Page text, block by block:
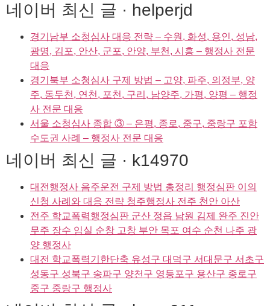
네이버 최신 글 · helperjd
경기남부 소청심사 대응 전략 – 수원, 화성, 용인, 성남,
광명, 김포, 안산, 군포, 안양, 부천, 시흥 – 행정사 전문
대응
경기북부 소청심사 구제 방법 – 고양, 파주, 의정부, 양
주, 동두천, 연천, 포천, 구리, 남양주, 가평, 양평 – 행정
사 전문 대응
서울 소청심사 종합 ③ – 은평, 종로, 중구, 중랑구 포함
수도권 사례 – 행정사 전문 대응
네이버 최신 글 · k14970
대전행정사 음주운전 구제 방법 총정리 행정심판 이의
신청 사례와 대응 전략 청주행정사 전주 천안 아산
전주 학교폭력행정심판 군산 정읍 남원 김제 완주 진안
무주 장수 임실 순창 고창 부안 목포 여수 순천 나주 광
양 행정사
대전 학교폭력기한단축 유성구 대덕구 서대문구 서초구
성동구 성북구 송파구 양천구 영등포구 용산구 종로구
중구 중랑구 행정사